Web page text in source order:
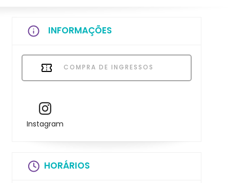
INFORMAÇÕES
COMPRA DE INGRESSOS
Instagram
HORÁRIOS